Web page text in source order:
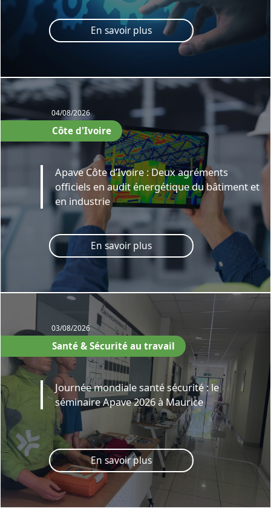
En savoir plus
04/08/2026
Côte d'Ivoire
Apave Côte d’Ivoire : Deux agréments
officiels en audit énergétique du bâtiment et
en industrie
En savoir plus
03/08/2026
Santé & Sécurité au travail
Journée mondiale santé sécurité : le
séminaire Apave 2026 à Maurice
En savoir plus